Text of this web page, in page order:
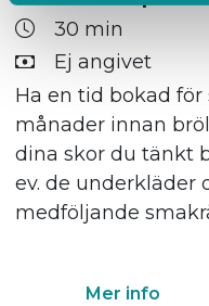
30 min
Ej angivet
Ha en tid bokad
månader innan
dina skor du tänkt
ev. de underkläder
medföljande
Mer info